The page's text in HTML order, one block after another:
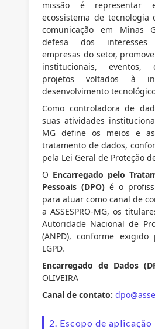
missão é representar
ecossistema de tecnologia
comunicação em Minas
defesa dos interesses
empresas do setor,
institucionais, eventos,
projetos voltados à
desenvolvimento
Como controladora de
suas atividades
MG define os meios e
tratamento de dados,
pela Lei Geral de Proteção
O Encarregado pelo
Pessoais (DPO) é o
para atuar como canal de
a ASSESPRO-MG, os
Autoridade Nacional de
(ANPD), conforme
LGPD.
Encarregado de Dados
OLIVEIRA
Canal de contato:
2. Escopo de aplicação